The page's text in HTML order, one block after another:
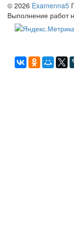
© 2026 Examenna5
Выполнение работ